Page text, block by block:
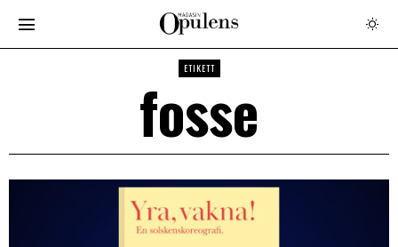
ETIKETT
fosse